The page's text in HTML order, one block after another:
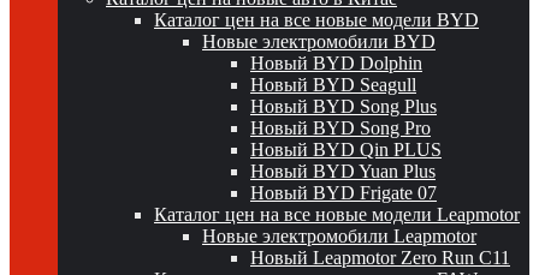
Каталог цен на все новые модели BYD
Новые электромобили BYD
Новый BYD Dolphin
Новый BYD Seagull
Новый BYD Song Plus
Новый BYD Song Pro
Новый BYD Qin PLUS
Новый BYD Yuan Plus
Новый BYD Frigate 07
Каталог цен на все новые модели Leapmotor
Новые электромобили Leapmotor
Новый Leapmotor Zero Run C11